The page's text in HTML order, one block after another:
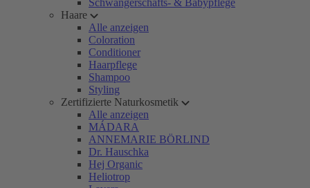
Schwangerschafts- & Babypflege
Haare
Alle anzeigen
Coloration
Conditioner
Haarpflege
Shampoo
Styling
Zertifizierte Naturkosmetik
Alle anzeigen
MÁDARA
ANNEMARIE BÖRLIND
Dr. Hauschka
Hej Organic
Heliotrop